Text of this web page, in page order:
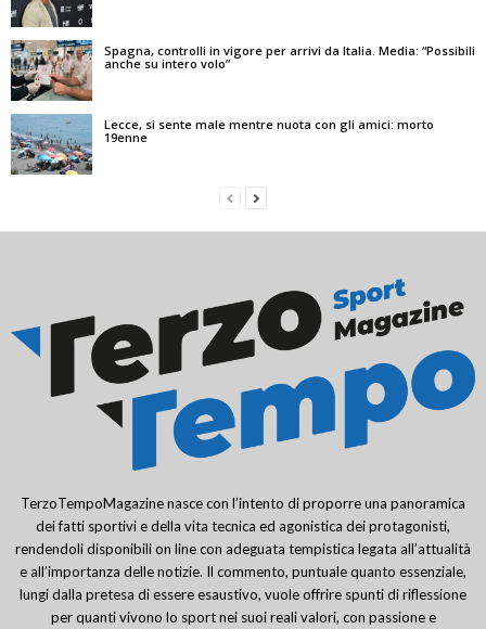
Spagna, controlli in vigore per arrivi da Italia. Media: “Possibili
anche su intero volo”
Lecce, si sente male mentre nuota con gli amici: morto
19enne
TerzoTempoMagazine nasce con l’intento di proporre una panoramica
dei fatti sportivi e della vita tecnica ed agonistica dei protagonisti,
rendendoli disponibili on line con adeguata tempistica legata all’attualità
e all’importanza delle notizie. Il commento, puntuale quanto essenziale,
lungi dalla pretesa di essere esaustivo, vuole offrire spunti di riflessione
per quanti vivono lo sport nei suoi reali valori, con passione e